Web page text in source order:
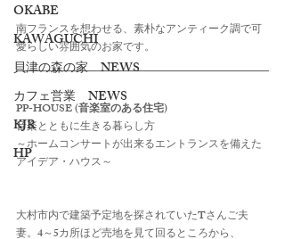
OKABE
KAWAGUCHI
貝津の森の家 NEWS
カフェ営業 NEWS
KJR
HP
南フランスを想わせる、素朴なアンティーク調で可
愛らしい雰囲気のお家です。
PP-HOUSE (音楽室のある住宅)
音楽とともに生きる暮らし方
～ホームコンサートが出来るエントランスを備えた
アイデア・ハウス～
大村市内で建築予定地を探されていたTさんご夫
妻。4～5カ所ほど売地を見て回るところから、